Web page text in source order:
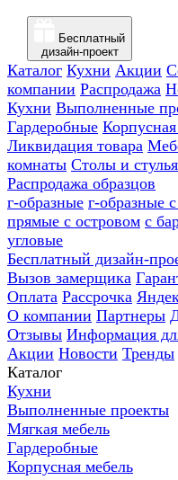
Бесплатный
дизайн-проект
Каталог Кухни Акции
компании Распродажа
Кухни Выполненные
Гардеробные
Ликвидация товара
комнаты Столы и стулья
Распродажа образцов
г-образные г-образные
прямые с островом с
угловые
Бесплатный дизайн-
Вызов замерщика
Оплата Рассрочка
О компании Партнеры
Отзывы Информация
Акции Новости Тренды
Каталог
Кухни
Выполненные проекты
Мягкая мебель
Гардеробные
Корпусная мебель